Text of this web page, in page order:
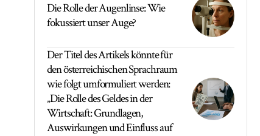
Die Rolle der Augenlinse: Wie
fokussiert unser Auge?
Der Titel des Artikels könnte für
den österreichischen Sprachraum
wie folgt umformuliert werden:
„Die Rolle des Geldes in der
Wirtschaft: Grundlagen,
Auswirkungen und Einfluss auf